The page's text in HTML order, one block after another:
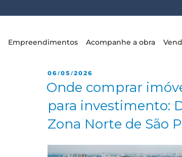
Empreendimentos Acompanhe a obra
06/05/2026
Onde comprar
para investimento:
Zona Norte de São